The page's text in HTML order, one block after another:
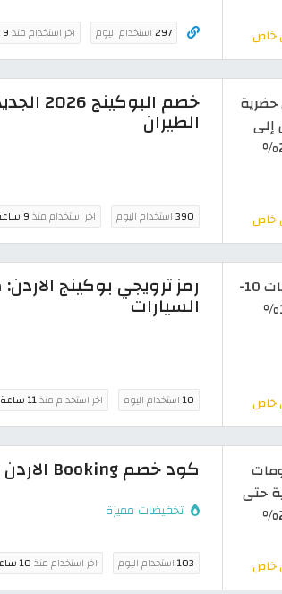
خاص 297استخدام اليوم اخر استخدام منذ9 ساعة
إلى
خاص
الطيران
390استخدام اليوم اخر استخدام منذ9 ساعة
خصومات 10-
خاص
السيارات
10استخدام اليوم اخر استخدام منذ11 ساعة
حتى
خاص
كود خصم Booking الاردن يصل إلى 20% حجوزات الفنادق والطيران
تخفيضات مميزة
103استخدام اليوم اخر استخدام منذ10 ساعة